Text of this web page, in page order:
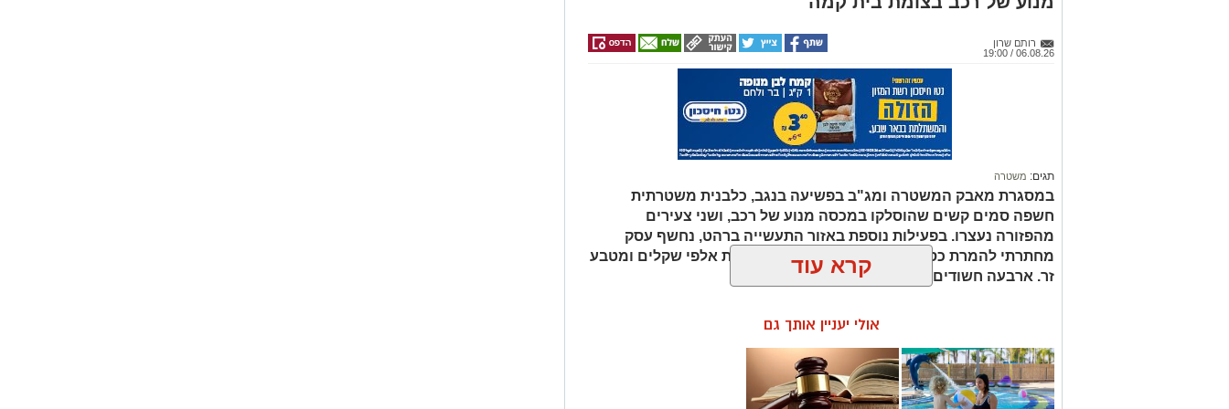
רותם שרון
06.08.26 / 19:00
תגים: משטרה
במסגרת מאבק המשטרה ומג"ב בפשיעה בנגב, כלבנית משטרתית
חשפה סמים קשים שהוסלקו במכסה מנוע של רכב, ושני צעירים
מהפזורה נעצרו. בפעילות נוספת באזור התעשייה ברהט, נחשף עסק
מחתרתי להמרת כספים שנוהל מתוך רכב ובו עשרות אלפי שקלים ומטבע
זר. ארבעה חשודים נעצרו בסך הכל.קרא עוד
אולי יעניין אותך גם